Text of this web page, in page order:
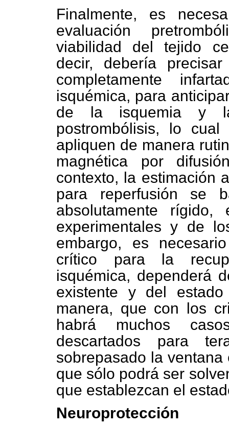
Finalmente, es
evaluación
viabilidad del tejido
decir, debería
completamente
isquémica, para
de la isquemia y
postrombólisis, lo
apliquen de manera
magnética por
contexto, la estimación
para reperfusión se
absolutamente
experimentales y de
embargo, es
crítico para la
isquémica, dependerá
existente y del
manera, que con los
habrá muchos
descartados para
sobrepasado la
que sólo podrá ser
que establezcan el
Neuroprotección